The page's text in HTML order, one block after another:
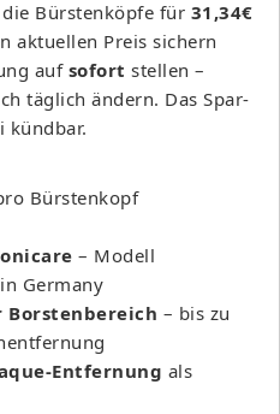
Bürstenköpfe für 31,34€
aktuellen Preis sichern
auf sofort stellen –
täglich ändern. Das Spar-
kündbar.
Bürstenkopf
– Modell
Germany
– bis zu
Entfernung als